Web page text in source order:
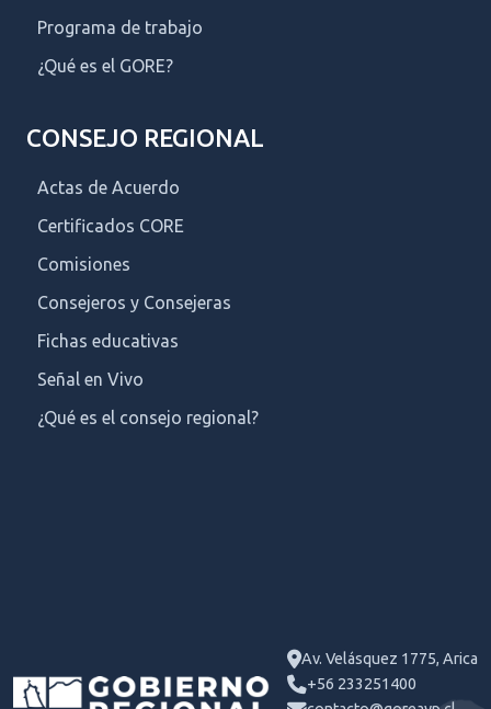
Programa de trabajo
¿Qué es el GORE?
CONSEJO REGIONAL
Actas de Acuerdo
Certificados CORE
Comisiones
Consejeros y Consejeras
Fichas educativas
Señal en Vivo
¿Qué es el consejo regional?
Av. Velásquez 1775, Arica
+56 233251400